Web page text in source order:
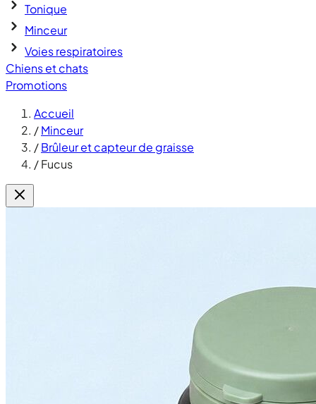
Tonique
Minceur
Voies respiratoires
Chiens et chats
Promotions
Accueil
/Minceur
/Brûleur et capteur de graisse
/Fucus